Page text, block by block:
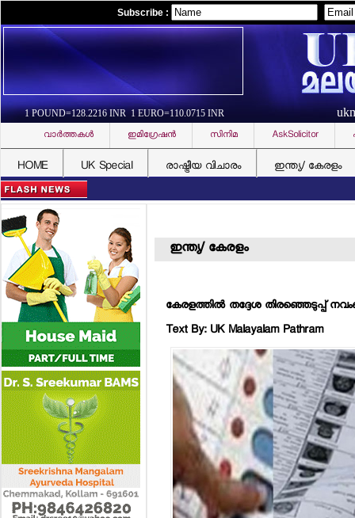
Subscribe :
1 POUND=128.2216 INR 1 EURO=110.0715 INR
വാര്‍ത്തകള്‍ ഇമിഗ്രേഷന്‍ സിനിമ AskSolicitor
HOME UK Special രാഷ്ട്രീയ വിചാരം ഇന്ത്യ/ കേരളം
ഇന്ത്യ/ കേരളം
കേരളത്തില്‍ തദ്ദേശ തിരഞ്ഞെടുപ്പ്
Text By: UK Malayalam Pathram